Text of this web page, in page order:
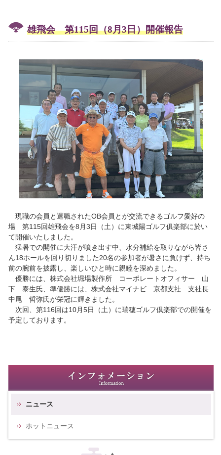
雄飛会 第115回（8月3日）開催報告
現職の会員と退職されたOB会員とが交流できるゴルフ愛好の
場 第115回雄飛会を8月3日（土）に東城陽ゴルフ俱楽部に於い
て開催いたしました。
猛暑での開催に大汗が噴き出す中、水分補給を取りながら皆さ
ん18ホールを回り切りました20名の参加者が暑さに負けず、持ち
前の腕前を披露し、楽しいひと時に親睦を深めました。
優勝には、株式会社堀場製作所 コーポレートオフィサー 山
下 泰生氏、準優勝には、株式会社マイナビ 京都支社 支社長
中尾 哲弥氏が栄冠に輝きました。
次回、第116回は10月5日（土）に瑞穂ゴルフ倶楽部での開催を
予定しております。
ニュース
ホットニュース